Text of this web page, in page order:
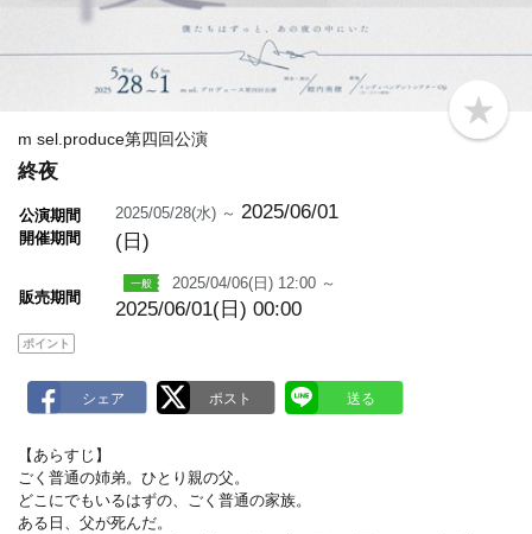
b
o
m sel.produce第四回公演
終夜
公演期間
開催期間
2025/05/28(水) ～ 2025/06/01
(日)
販売期間
2025/04/06(日) 12:00 ～
2025/06/01(日) 00:00
ポイント
【あらすじ】
ごく普通の姉弟。ひとり親の父。
どこにでもいるはずの、ごく普通の家族。
ある日、父が死んだ。